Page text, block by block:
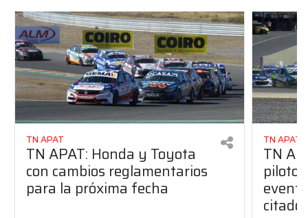
TN APAT
TN APAT: Honda y Toyota
con cambios reglamentarios
para la próxima fecha
TN APAT
TN
piloto
citado